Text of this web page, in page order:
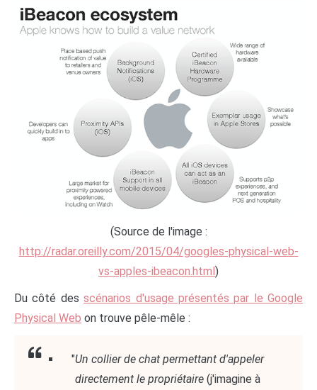
(Source de l'image :
http://radar.oreilly.com/2015/04/googles-physical-web-
vs-apples-ibeacon.html)
Du côté desscénarios d'usage présentés par le Google
Physical Web on trouve pêle-mêle :
"Un collier de chat permettant d'appeler
directement le propriétaire(j'imagine à